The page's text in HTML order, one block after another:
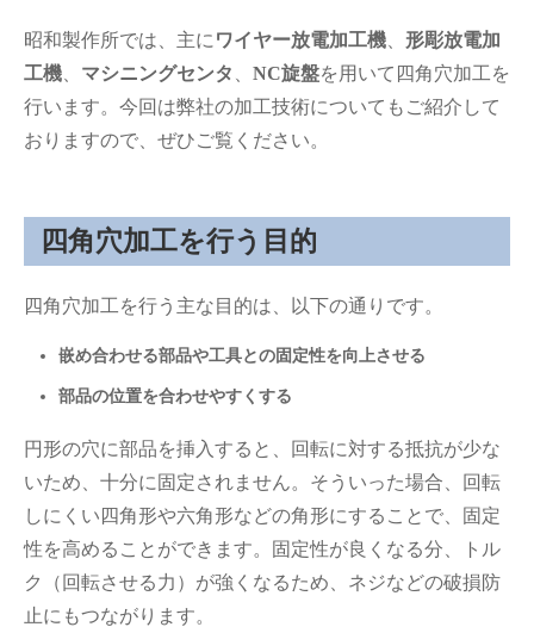
昭和製作所では、主に ワイヤー放電加工機
形彫放電加
工機
マシニングセンタ NC旋盤を用いて四角穴加工を
行います。今回は弊社の加工技術についてもご紹介して
おりますので、ぜひご覧ください。
四角穴加工を行う目的
四角穴加工を行う主な目的は、以下の通りです。
嵌め合わせる部品や工具との固定性を向上させる
部品の位置を合わせやすくする
円形の穴に部品を挿入すると、回転に対する抵抗が少な
いため、十分に固定されません。そういった場合、回転
しにくい四角形や六角形などの角形にすることで、固定
性を高めることができます。固定性が良くなる分、トル
ク（回転させる力）が強くなるため、ネジなどの破損防
止にもつながります。